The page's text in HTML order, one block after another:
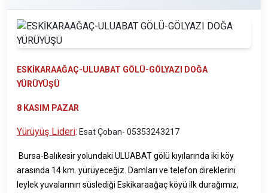
ESKİKARAAĞAÇ-ULUABAT GÖLÜ-GÖLYAZI DOĞA
YÜRÜYÜŞÜ
8 KASIM PAZAR
Yürüyüş Lideri: Esat Çoban- 05353243217
Bursa-Balıkesir yolundaki ULUABAT gölü kıyılarında iki köy
arasında 14 km. yürüyeceğiz. Damları ve telefon direklerini
leylek yuvalarının süslediği Eskikaraağaç köyü ilk durağımız,